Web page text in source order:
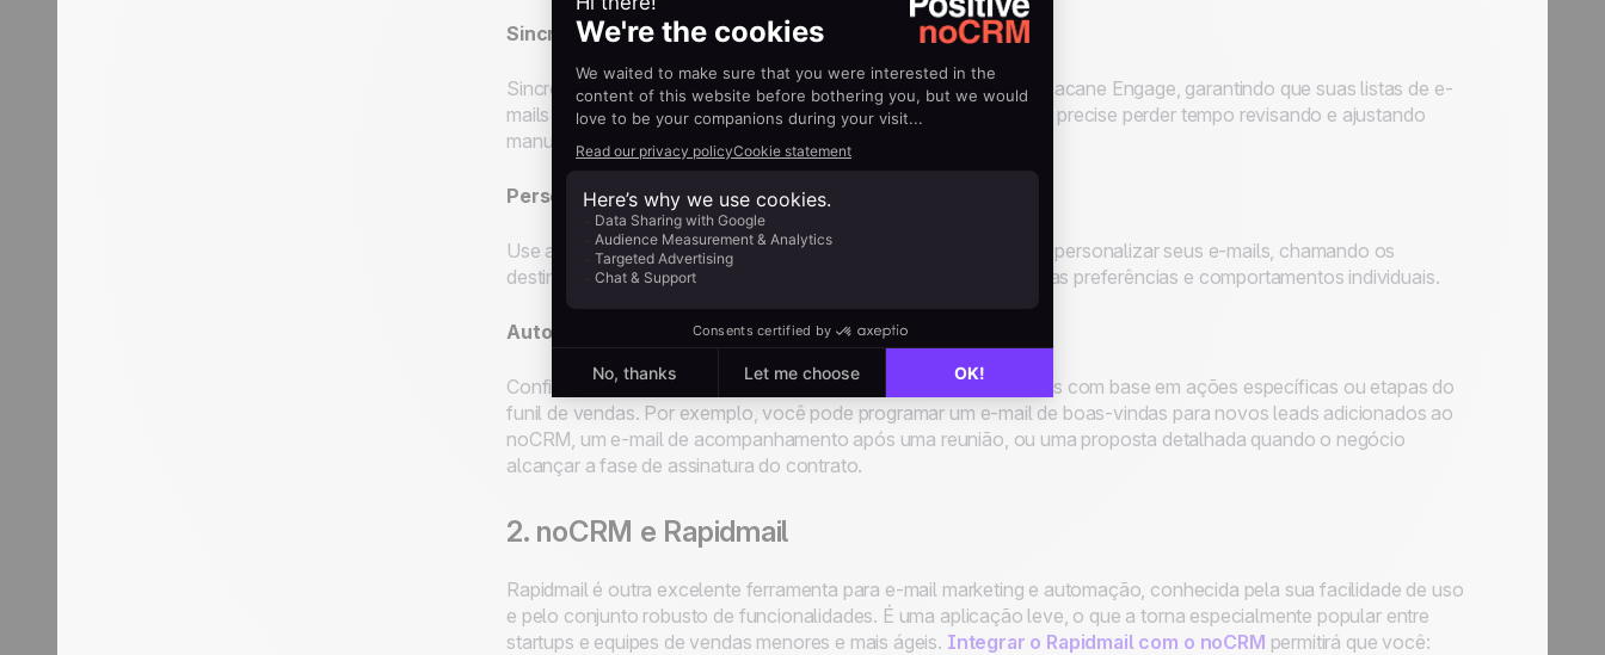
Sincronize Listas de Contatos
Sincronize automaticamente os contatos do noCRM com o Sarbacane Engage, garantindo que suas listas de e-
mails estejam sempre atualizadas sem que sua equipe de vendas precise perder tempo revisando e ajustando
manualmente as informações.
Personalize Campanhas
Use a enorme quantidade de dados dos clientes do noCRM para personalizar seus e-mails, chamando os
destinatários pelo nome e adaptando as mensagens com base nas preferências e comportamentos individuais.
Automatize Fluxos de Trabalho
Configure fluxos de trabalho automatizados que disparem e-mails com base em ações específicas ou etapas do
funil de vendas. Por exemplo, você pode programar um e-mail de boas-vindas para novos leads adicionados ao
noCRM, um e-mail de acompanhamento após uma reunião, ou uma proposta detalhada quando o negócio
alcançar a fase de assinatura do contrato.
2. noCRM e Rapidmail
Rapidmail é outra excelente ferramenta para e-mail marketing e automação, conhecida pela sua facilidade de uso
e pelo conjunto robusto de funcionalidades. É uma aplicação leve, o que a torna especialmente popular entre
startups e equipes de vendas menores e mais ágeis. Integrar o Rapidmail com o noCRM permitirá que você: